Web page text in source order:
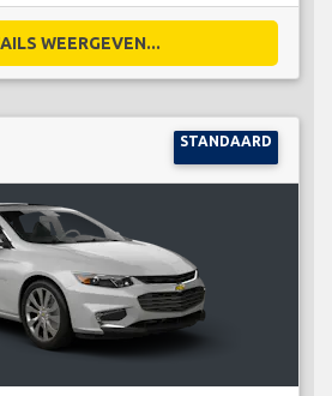
WEERGEVEN...
STANDAARD